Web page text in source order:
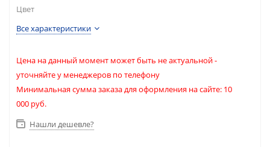
Цвет
Все характеристики
Цена на данный момент может быть не актуальной -
уточняйте у менеджеров по телефону
Минимальная сумма заказа для оформления на сайте: 10
000 руб.
Нашли дешевле?